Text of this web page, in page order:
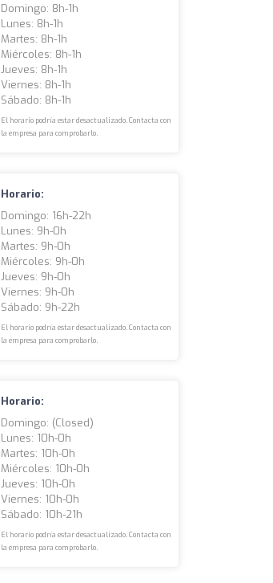
Domingo: 8h-1h
Lunes: 8h-1h
Martes: 8h-1h
Miércoles: 8h-1h
Jueves: 8h-1h
Viernes: 8h-1h
Sábado: 8h-1h
El horario podría estar desactualizado. Contacta con
la empresa para comprobarlo.
Horario:
Domingo: 16h-22h
Lunes: 9h-0h
Martes: 9h-0h
Miércoles: 9h-0h
Jueves: 9h-0h
Viernes: 9h-0h
Sábado: 9h-22h
El horario podría estar desactualizado. Contacta con
la empresa para comprobarlo.
Horario:
Domingo: (closed)
Lunes: 10h-0h
Martes: 10h-0h
Miércoles: 10h-0h
Jueves: 10h-0h
Viernes: 10h-0h
Sábado: 10h-21h
El horario podría estar desactualizado. Contacta con
la empresa para comprobarlo.